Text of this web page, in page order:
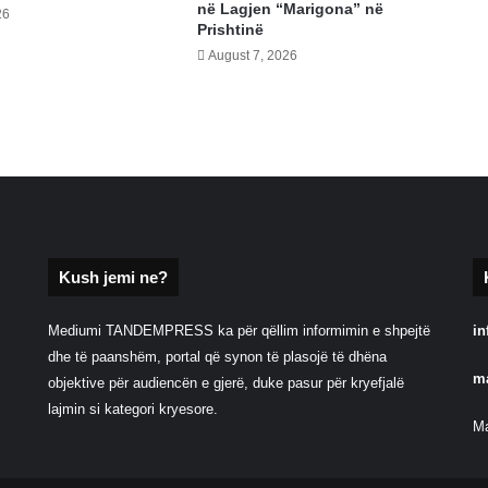
në Lagjen “Marigona” në
Prishtinë
August 7, 2026
Kush jemi ne?
Mediumi TANDEMPRESS ka për qëllim informimin e shpejtë
dhe të paanshëm, portal që synon të plasojë të dhëna
objektive për audiencën e gjerë, duke pasur për kryefjalë
lajmin si kategori kryesore.